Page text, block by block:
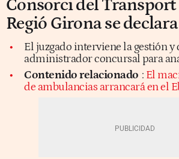
Consorci del
Regió Girona se
El juzgado interviene la gestión y
administrador concursal para
Contenido relacionado : El
de ambulancias arrancará en el